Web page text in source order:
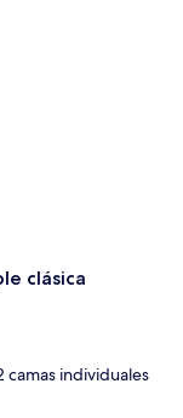
clásica
camas individuales